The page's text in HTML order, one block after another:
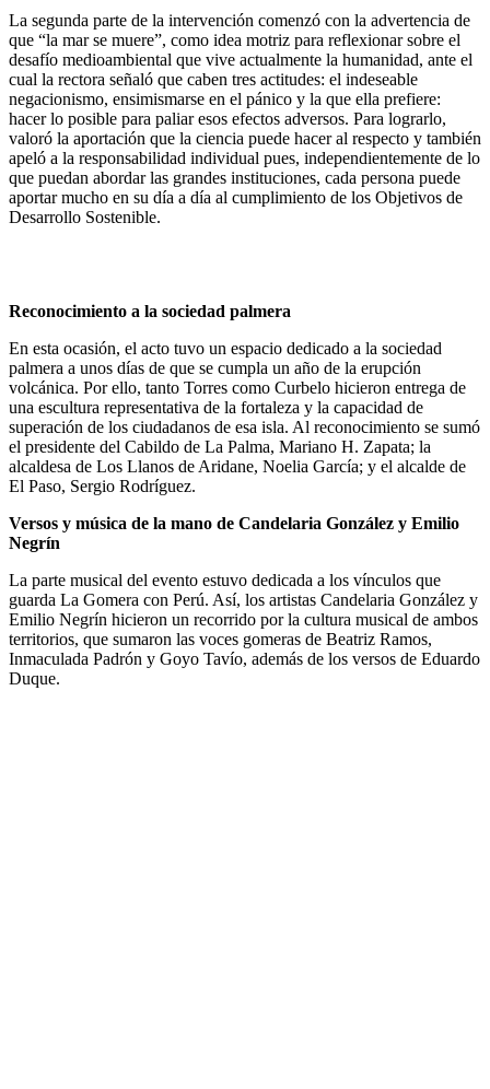
La segunda parte de la intervención comenzó con la advertencia de
que “la mar se muere”, como idea motriz para reflexionar sobre el
desafío medioambiental que vive actualmente la humanidad, ante el
cual la rectora señaló que caben tres actitudes: el indeseable
negacionismo, ensimismarse en el pánico y la que ella prefiere:
hacer lo posible para paliar esos efectos adversos. Para lograrlo,
valoró la aportación que la ciencia puede hacer al respecto y también
apeló a la responsabilidad individual pues, independientemente de lo
que puedan abordar las grandes instituciones, cada persona puede
aportar mucho en su día a día al cumplimiento de los Objetivos de
Desarrollo Sostenible.
Reconocimiento a la sociedad palmera
En esta ocasión, el acto tuvo un espacio dedicado a la sociedad
palmera a unos días de que se cumpla un año de la erupción
volcánica. Por ello, tanto Torres como Curbelo hicieron entrega de
una escultura representativa de la fortaleza y la capacidad de
superación de los ciudadanos de esa isla. Al reconocimiento se sumó
el presidente del Cabildo de La Palma, Mariano H. Zapata; la
alcaldesa de Los Llanos de Aridane, Noelia García; y el alcalde de
El Paso, Sergio Rodríguez.
Versos y música de la mano de Candelaria González y Emilio
Negrín
La parte musical del evento estuvo dedicada a los vínculos que
guarda La Gomera con Perú. Así, los artistas Candelaria González y
Emilio Negrín hicieron un recorrido por la cultura musical de ambos
territorios, que sumaron las voces gomeras de Beatriz Ramos,
Inmaculada Padrón y Goyo Tavío, además de los versos de Eduardo
Duque.